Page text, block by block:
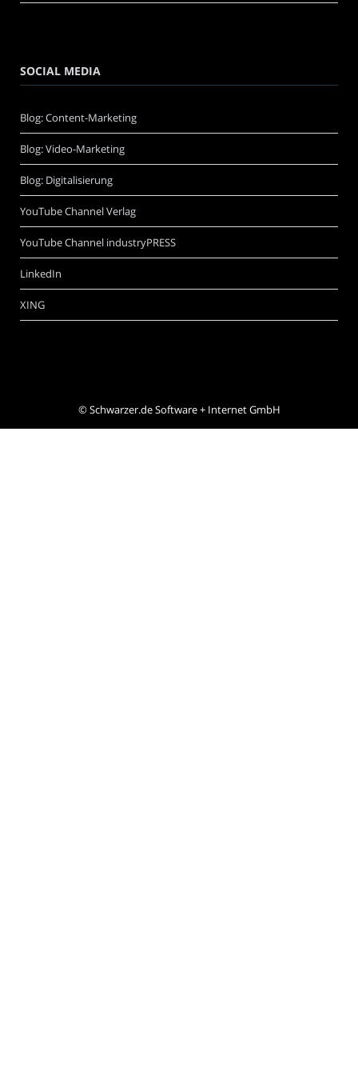
SOCIAL MEDIA
Blog: Content-Marketing
Blog: Video-Marketing
Blog: Digitalisierung
YouTube Channel Verlag
YouTube Channel industryPRESS
LinkedIn
XING
©Schwarzer.de Software + Internet GmbH